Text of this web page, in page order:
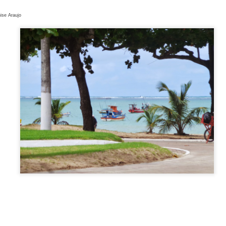
Araujo
o Fenjiu ofereceu uma experiência sensorial única,
a história por trás de um dos destilados mais valorizados da China.